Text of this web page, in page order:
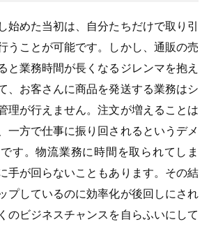
始めた当初は、自分たちだけで取り引
うことが可能です。しかし、通販の売
と業務時間が長くなるジレンマを抱え
、お客さんに商品を発送する業務はシ
理が行えません。注文が増えることは
一方で仕事に振り回されるというデメ
す。物流業務に時間を取られてしま
手が回らないこともあります。その結
プしているのに効率化が後回しにされ
のビジネスチャンスを自らふいにして